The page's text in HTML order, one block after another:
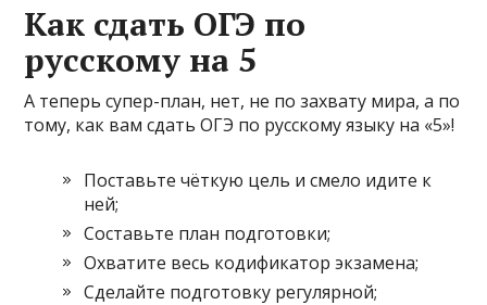
Как сдать ОГЭ по
русскому на 5
А теперь супер-план, нет, не по захвату мира, а по
тому, как вам сдать ОГЭ по русскому языку на «5»!
Поставьте чёткую цель и смело идите к
ней;
Составьте план подготовки;
Охватите весь кодификатор экзамена;
Сделайте подготовку регулярной;